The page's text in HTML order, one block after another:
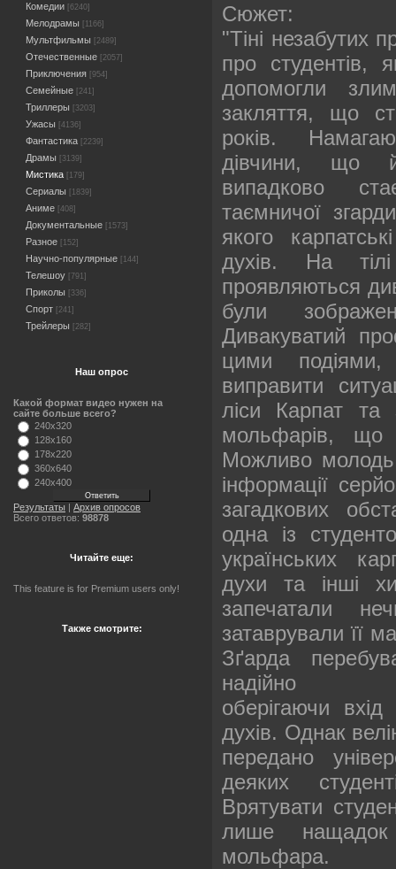
Комедии [6240]
Мелодрамы [1166]
Мультфильмы [2489]
Отечественные [2057]
Приключения [954]
Семейные [241]
Триллеры [3203]
Ужасы [4136]
Фантастика [2239]
Драмы [3139]
Мистика [179]
Сериалы [1839]
Аниме [408]
Документальные [1573]
Разное [152]
Научно-популярные [144]
Телешоу [791]
Приколы [336]
Спорт [241]
Трейлеры [282]
Наш опрос
Какой формат видео нужен на
сайте больше всего?
240x320
128x160
178x220
360x640
240x400
Результаты | Архив опросов
Всего ответов: 98878
Читайте еще:
This feature is for Premium users only!
Также смотрите:
Сюжет:
"Тіні незабутих
про студентів,
допомогли
закляття, що
років.
дівчини, що
випадково
таємничої
якого
духів. На
проявляються
були
Дивакуватий
цими
виправити
ліси Карпат та
мольфарів, що
Можливо молодь
інформації
загадкових
одна із
українських
духи та інші
запечатали
затаврували її
Зґарда
надійно
оберігаючи
духів. Однак
передано
деяких
Врятувати
лише
мольфара.